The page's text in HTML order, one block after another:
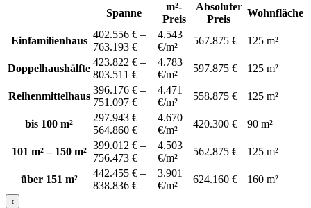
Spanne
m²-
Preis
Absoluter
Preis
Wohnfläche
Einfamilienhaus
402.556 € –
763.193 €
4.543
€/m²
567.875 € 125 m²
Doppelhaushälfte
423.822 € –
803.511 €
4.783
€/m²
597.875 € 125 m²
Reihenmittelhaus
396.176 € –
751.097 €
4.471
€/m²
558.875 € 125 m²
bis 100 m²
297.943 € –
564.860 €
4.670
€/m²
420.300 € 90 m²
101 m² – 150 m²
399.012 € –
756.473 €
4.503
€/m²
562.875 € 125 m²
über 151 m²
442.455 € –
838.836 €
3.901
€/m²
624.160 € 160 m²
‹